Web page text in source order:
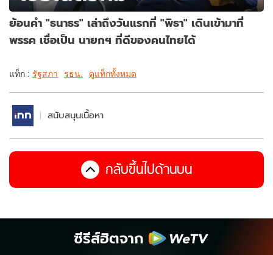
ย้อนคำ "ธนาธร" เล่าถึงวันแรกที่ "พิธา" เดินเข้ามาที่
พรรค เชื่อเป็น นายกฯ ที่ดีของคนไทยได้
แท็ก : รัฐสภา รธน. ดูแท็กทั้งหมด
สนับสนุนเนื้อหา
กลับขึ้นไปด้านบน
ซีรีส์ฮิตจาก